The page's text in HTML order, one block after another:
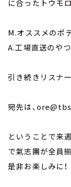
に合ったトウモ
M.オススメのポ
A.工場直送のやつ
引き続きリスナ
宛先は、
ということで来
で氣志團が全員
是非お楽しみに！